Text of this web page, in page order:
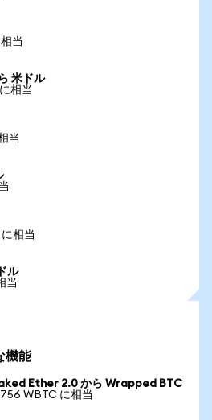
当
米ドル
相当
当
相当
ル
当
機能
Ether 2.0 から Wrapped BTC
WBTC に相当